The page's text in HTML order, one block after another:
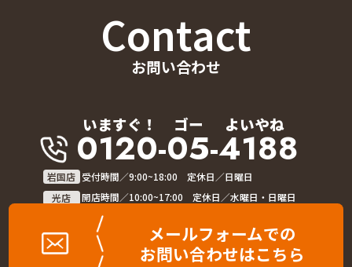
Contact
お問い合わせ
いますぐ！ ゴー よいやね
0120-05-4188
岩国店 受付時間／9:00~18:00 定休日／日曜日
光店
開店時間／10:00~17:00 定休日／水曜日・日曜日
メールフォームでの
お問い合わせはこちら